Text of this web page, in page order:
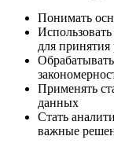
Понимать
для
Применять
данных
Стать
важные